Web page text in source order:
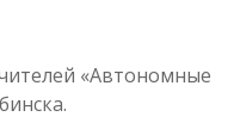
«Автономные